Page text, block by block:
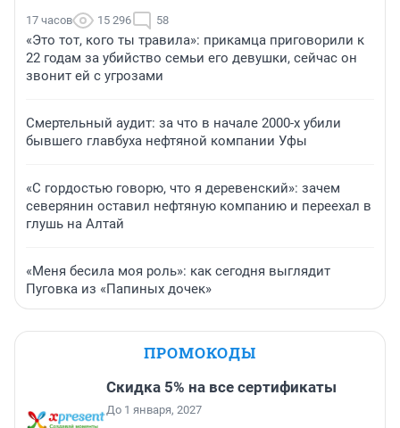
17 часов 15 296 58
«Это тот, кого ты травила»: прикамца приговорили к
22 годам за убийство семьи его девушки, сейчас он
звонит ей с угрозами
Смертельный аудит: за что в начале 2000-х убили
бывшего главбуха нефтяной компании Уфы
«С гордостью говорю, что я деревенский»: зачем
северянин оставил нефтяную компанию и переехал в
глушь на Алтай
«Меня бесила моя роль»: как сегодня выглядит
Пуговка из «Папиных дочек»
ПРОМОКОДЫ
Скидка 5% на все сертификаты
До 1 января, 2027